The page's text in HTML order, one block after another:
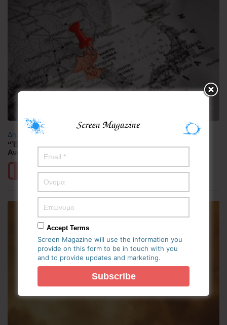
Δημοφιλή
“Έλιωσε” από τη ζέστη η Κορεατική Χερσόνησος –
Ανάσες δροσιάς αναζητούν οι πολίτες
Περισσότερα
Accept Terms
Screen Magazine will use the information you
provide on this form to be in touch with you
and to provide updates and marketing.